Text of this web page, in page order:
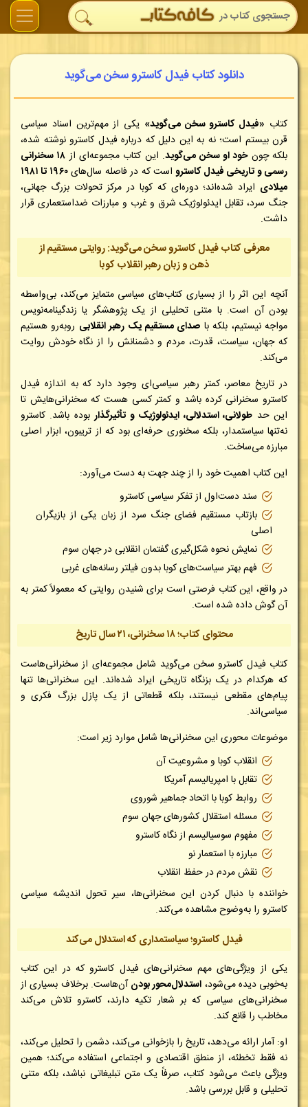
دانلود کتاب فیدل کاسترو سخن می‌گوید
کتاب «فیدل کاسترو سخن می‌گوید» یکی از مهم‌ترین اسناد سیاسی
قرن بیستم است؛ نه به این دلیل که درباره فیدل کاسترو نوشته شده،
بلکه چونخود او سخن می‌گوید. این کتاب مجموعه‌ای از
۱۸ سخنرانی
رسمی و تاریخی فیدل کاسترواست که در فاصله سال‌های
۱۹۶۰ تا ۱۹۸۱
میلادی ایراد شده‌اند؛ دوره‌ای که کوبا در مرکز تحولات بزرگ جهانی،
جنگ سرد، تقابل ایدئولوژیک شرق و غرب و مبارزات ضداستعماری قرار
داشت.
معرفی کتاب فیدل کاسترو سخن می‌گوید: روایتی مستقیم از
ذهن و زبان رهبر انقلاب کوبا
آنچه این اثر را از بسیاری کتاب‌های سیاسی متمایز می‌کند، بی‌واسطه
بودن آن است. با متنی تحلیلی از یک پژوهشگر یا زندگینامه‌نویس
مواجه نیستیم، بلکه با صدای مستقیم یک رهبر انقلابی روبه‌رو هستیم
که جهان، سیاست، قدرت، مردم و دشمنانش را از نگاه خودش روایت
می‌کند.
در تاریخ معاصر، کمتر رهبر سیاسی‌ای وجود دارد که به اندازه فیدل
کاسترو سخنرانی کرده باشد و کمتر کسی هست که سخنرانی‌هایش تا
این حد طولانی، استدلالی، ایدئولوژیک و تأثیرگذاربوده باشد. کاسترو
نه‌تنها سیاستمدار، بلکه سخنوری حرفه‌ای بود که از تریبون، ابزار اصلی
مبارزه می‌ساخت.
این کتاب اهمیت خود را از چند جهت به دست می‌آورد:
سند دست‌اول از تفکر سیاسی کاسترو
بازتاب مستقیم فضای جنگ سرد از زبان یکی از بازیگران
اصلی
نمایش نحوه شکل‌گیری گفتمان انقلابی در جهان سوم
فهم بهتر سیاست‌های کوبا بدون فیلتر رسانه‌های غربی
در واقع، این کتاب فرصتی است برای شنیدن روایتی که معمولاً کمتر به
آن گوش داده شده است.
محتوای کتاب؛ ۱۸ سخنرانی، ۲۱ سال تاریخ
کتاب فیدل کاسترو سخن می‌گوید شامل مجموعه‌ای از سخنرانی‌هاست
که هرکدام در یک بزنگاه تاریخی ایراد شده‌اند. این سخنرانی‌ها تنها
پیام‌های مقطعی نیستند، بلکه قطعاتی از یک پازل بزرگ فکری و
سیاسی‌اند.
موضوعات محوری این سخنرانی‌ها شامل موارد زیر است:
انقلاب کوبا و مشروعیت آن
تقابل با امپریالیسم آمریکا
روابط کوبا با اتحاد جماهیر شوروی
مسئله استقلال کشورهای جهان سوم
مفهوم سوسیالیسم از نگاه کاسترو
مبارزه با استعمار نو
نقش مردم در حفظ انقلاب
خواننده با دنبال کردن این سخنرانی‌ها، سیر تحول اندیشه سیاسی
کاسترو را به‌وضوح مشاهده می‌کند.
فیدل کاسترو؛ سیاستمداری که استدلال می‌کند
یکی از ویژگی‌های مهم سخنرانی‌های فیدل کاسترو که در این کتاب
به‌خوبی دیده می‌شود، استدلال‌محور بودنآن‌هاست. برخلاف بسیاری از
سخنرانی‌های سیاسی که بر شعار تکیه دارند، کاسترو تلاش می‌کند
مخاطب را قانع کند.
او:آمار ارائه می‌دهد،تاریخ را بازخوانی می‌کند،دشمن را تحلیل می‌کند،
نه فقط تخطئه، از منطق اقتصادی و اجتماعی استفاده می‌کند؛ همین
ویژگی باعث می‌شود کتاب، صرفاً یک متن تبلیغاتی نباشد، بلکه متنی
تحلیلی و قابل بررسی باشد.